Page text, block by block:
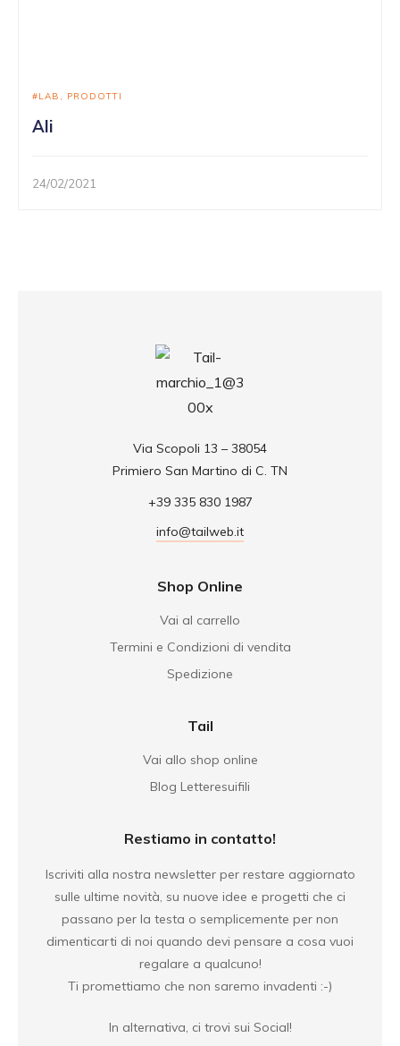
LAB PRODOTTI
Ali
24/02/2021
Via Scopoli 13 – 38054
Primiero San Martino di C. TN
+39 335 830 1987
info@tailweb.it
Shop Online
Vai al carrello
Termini e Condizioni di vendita
Spedizione
Tail
Vai allo shop online
Blog Letteresuifili
Restiamo in contatto!
Iscriviti alla nostra newsletter per restare aggiornato
sulle ultime novità, su nuove idee e progetti che ci
passano per la testa o semplicemente per non
dimenticarti di noi quando devi pensare a cosa vuoi
regalare a qualcuno!
Ti promettiamo che non saremo invadenti :-)
In alternativa, ci trovi sui Social!